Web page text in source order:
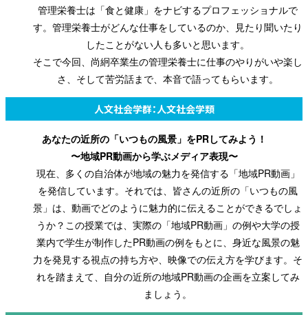
管理栄養士は「食と健康」をナビするプロフェッショナルで
す。管理栄養士がどんな仕事をしているのか、見たり聞いたり
したことがない人も多いと思います。
そこで今回、尚絅卒業生の管理栄養士に仕事のやりがいや楽し
さ、そして苦労話まで、本音で語ってもらいます。
人文社会学群：人文社会学類
あなたの近所の「いつもの風景」をPRしてみよう！
〜地域PR動画から学ぶメディア表現〜
現在、多くの自治体が地域の魅力を発信する「地域PR動画」
を発信しています。それでは、皆さんの近所の「いつもの風
景」は、動画でどのように魅力的に伝えることができるでしょ
うか？この授業では、実際の「地域PR動画」の例や大学の授
業内で学生が制作したPR動画の例をもとに、身近な風景の魅
力を発見する視点の持ち方や、映像での伝え方を学びます。そ
れを踏まえて、自分の近所の地域PR動画の企画を立案してみ
ましょう。